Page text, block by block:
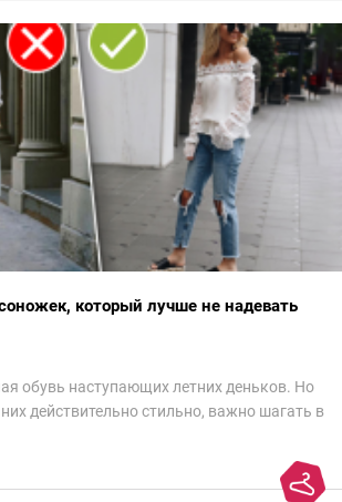
который лучше не надевать
обувь наступающих летних деньков. Но
действительно стильно, важно шагать в
Потому что они — гарант дурного